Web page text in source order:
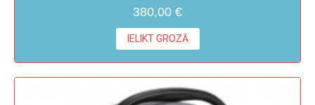
380,00 €
IELIKT GROZĀ